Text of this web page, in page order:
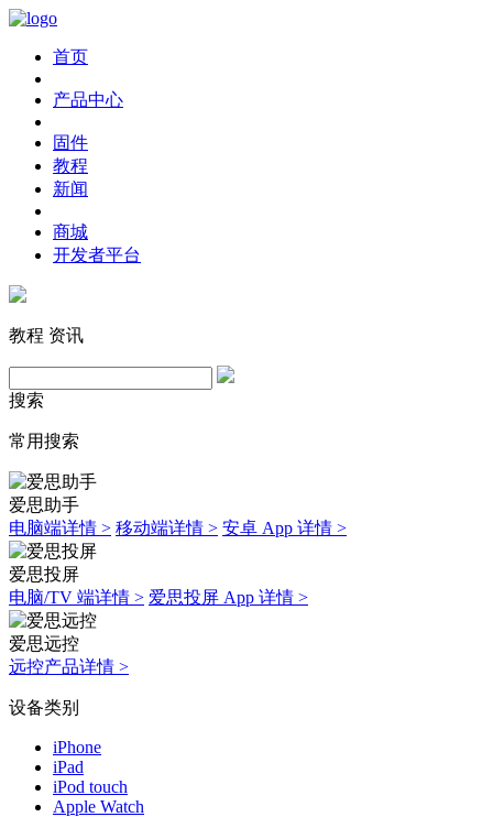
首页
产品中心
固件
教程
新闻
商城
开发者平台
教程 资讯
搜索
常用搜索
爱思助手
电脑端详情 > 移动端详情 > 安卓 App 详情 >
爱思投屏
电脑/TV 端详情 > 爱思投屏 App 详情 >
爱思远控
远控产品详情 >
设备类别
iPhone
iPad
iPod touch
Apple Watch